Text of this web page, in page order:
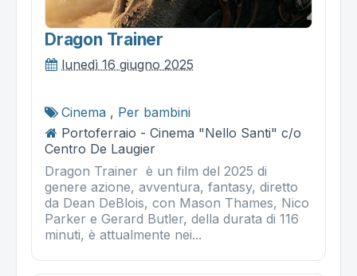
Dragon Trainer
lunedì 16 giugno 2025
Cinema , Per bambini
Portoferraio - Cinema "Nello Santi" c/o
Centro De Laugier
Dragon Trainer è un film del 2025 di
genere azione, avventura, fantasy, diretto
da Dean DeBlois, con Mason Thames, Nico
Parker e Gerard Butler, della durata di 116
minuti, è attualmente nei...